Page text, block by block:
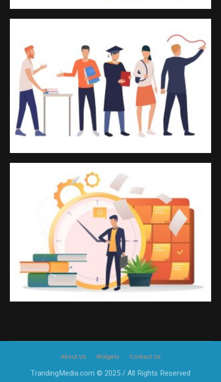
About Us Widgets Contact Us
TrandingMedia.com © 2025 / All Rights Reserved